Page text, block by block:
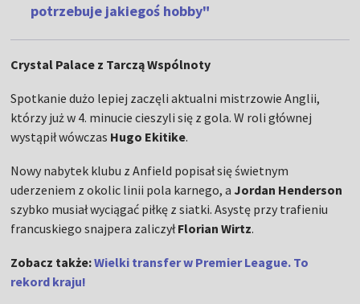
potrzebuje jakiegoś hobby"
Crystal Palace z Tarczą Wspólnoty
Spotkanie dużo lepiej zaczęli aktualni mistrzowie Anglii,
którzy już w 4. minucie cieszyli się z gola. W roli głównej
wystąpił wówczas Hugo Ekitike.
Nowy nabytek klubu z Anfield popisał się świetnym
uderzeniem z okolic linii pola karnego, a Jordan Henderson
szybko musiał wyciągać piłkę z siatki. Asystę przy trafieniu
francuskiego snajpera zaliczyłFlorian Wirtz.
Zobacz także:Wielki transfer w Premier League. To
rekord kraju!